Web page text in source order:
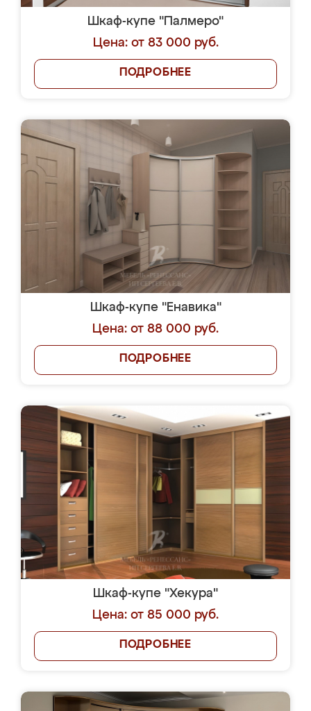
Шкаф-купе "Палмеро"
Цена: от 83 000 руб.
ПОДРОБНЕЕ
Шкаф-купе "Енавика"
Цена: от 88 000 руб.
ПОДРОБНЕЕ
Шкаф-купе "Хекура"
Цена: от 85 000 руб.
ПОДРОБНЕЕ